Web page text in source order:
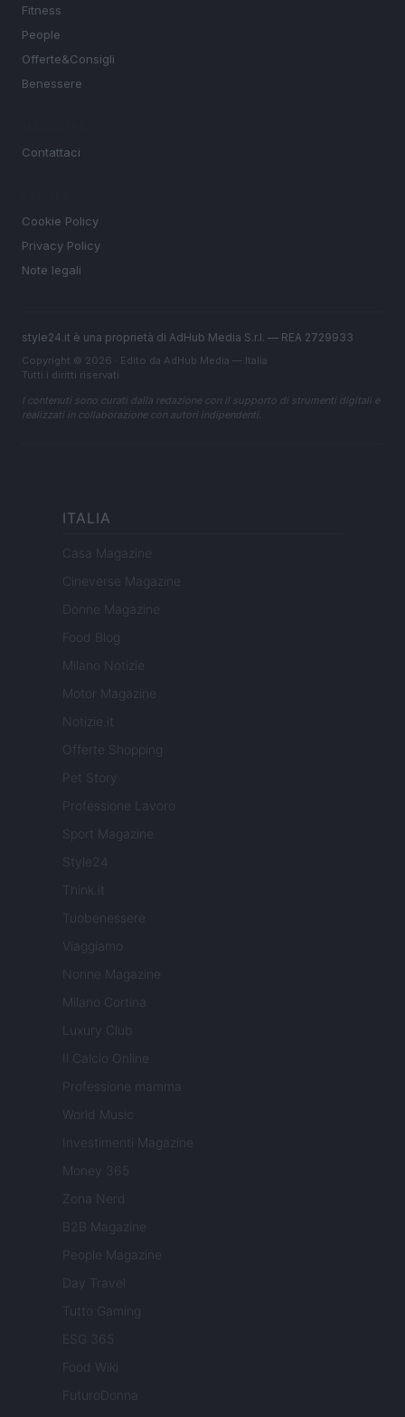
Fitness
People
Offerte&Consigli
Benessere
Contattaci
Cookie Policy
Privacy Policy
Note legali
style24.it è una proprietà di AdHub Media S.r.l. — REA 2729933
Copyright © 2026 · Edito da AdHub Media — Italia
Tutti i diritti riservati
I contenuti sono curati dalla redazione con il supporto di strumenti digitali e
realizzati in collaborazione con autori indipendenti.
ITALIA
Casa Magazine
Cineverse Magazine
Donne Magazine
Food Blog
Milano Notizie
Motor Magazine
Notizie.it
Offerte Shopping
Pet Story
Professione Lavoro
Sport Magazine
Style24
Think.it
Tuobenessere
Viaggiamo
Nonne Magazine
Milano Cortina
Luxury Club
Il Calcio Online
Professione mamma
World Music
Investimenti Magazine
Money 365
Zona Nerd
B2B Magazine
People Magazine
Day Travel
Tutto Gaming
ESG 365
Food Wiki
FuturoDonna